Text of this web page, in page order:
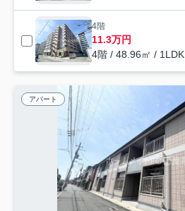
4階
11.3万円
4階 / 48.96㎡ / 1LDK
アパート